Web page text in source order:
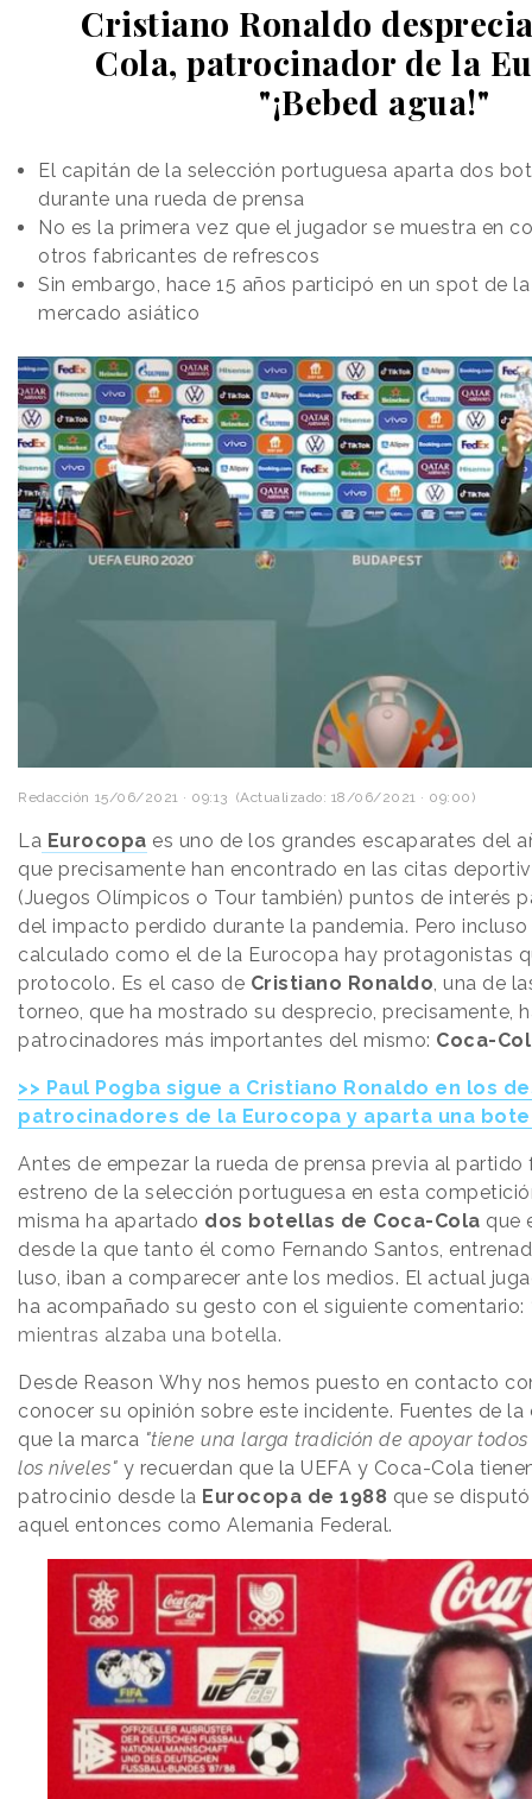
Cristiano Ronaldo
Cola, patrocinador de la
"¡Bebed agua!"
El capitán de la selección portuguesa aparta dos
durante una rueda de prensa
No es la primera vez que el jugador se muestra en
otros fabricantes de refrescos
Sin embargo, hace 15 años participó en un spot de
mercado asiático
Redacción 15/06/2021 · 09:13 (Actualizado: 18/06/2021 · 09:00)
La Eurocopa es uno de los grandes escaparates del
que precisamente han encontrado en las citas
(Juegos Olímpicos o Tour también) puntos de interés
del impacto perdido durante la pandemia. Pero
calculado como el de la Eurocopa hay protagonistas
protocolo. Es el caso de Cristiano Ronaldo, una de
torneo, que ha mostrado su desprecio, precisamente,
patrocinadores más importantes del mismo: Coca-
>> Paul Pogba sigue a Cristiano Ronaldo en los
patrocinadores de la Eurocopa y aparta una
Antes de empezar la rueda de prensa previa al
estreno de la selección portuguesa en esta
misma ha apartado dos botellas de Coca-Cola que
desde la que tanto él como Fernando Santos,
luso, iban a comparecer ante los medios. El actual
ha acompañado su gesto con el siguiente comentario:
mientras alzaba una botella.
Desde Reason Why nos hemos puesto en contacto
conocer su opinión sobre este incidente. Fuentes de
que la marca "tiene una larga tradición de apoyar
los niveles" y recuerdan que la UEFA y Coca-Cola
patrocinio desde la Eurocopa de 1988 que se
aquel entonces como Alemania Federal.